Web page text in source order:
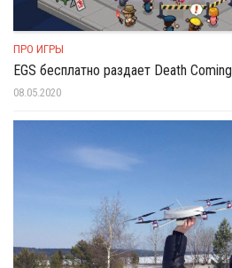
ПРО ИГРЫ
EGS бесплатно раздает Death Coming
08.05.2020